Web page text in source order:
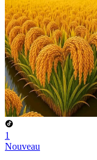
1
Nouveau